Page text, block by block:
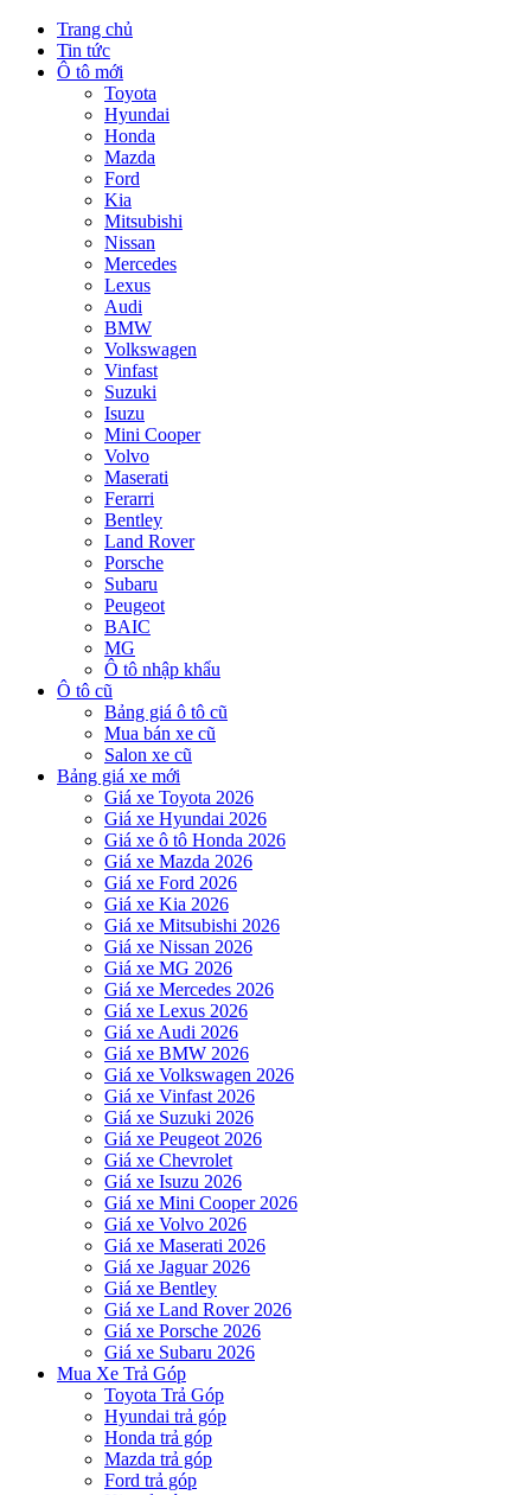
Trang chủ
Tin tức
Ô tô mới
Toyota
Hyundai
Honda
Mazda
Ford
Kia
Mitsubishi
Nissan
Mercedes
Lexus
Audi
BMW
Volkswagen
Vinfast
Suzuki
Isuzu
Mini Cooper
Volvo
Maserati
Ferarri
Bentley
Land Rover
Porsche
Subaru
Peugeot
BAIC
MG
Ô tô nhập khẩu
Ô tô cũ
Bảng giá ô tô cũ
Mua bán xe cũ
Salon xe cũ
Bảng giá xe mới
Giá xe Toyota 2026
Giá xe Hyundai 2026
Giá xe ô tô Honda 2026
Giá xe Mazda 2026
Giá xe Ford 2026
Giá xe Kia 2026
Giá xe Mitsubishi 2026
Giá xe Nissan 2026
Giá xe MG 2026
Giá xe Mercedes 2026
Giá xe Lexus 2026
Giá xe Audi 2026
Giá xe BMW 2026
Giá xe Volkswagen 2026
Giá xe Vinfast 2026
Giá xe Suzuki 2026
Giá xe Peugeot 2026
Giá xe Chevrolet
Giá xe Isuzu 2026
Giá xe Mini Cooper 2026
Giá xe Volvo 2026
Giá xe Maserati 2026
Giá xe Jaguar 2026
Giá xe Bentley
Giá xe Land Rover 2026
Giá xe Porsche 2026
Giá xe Subaru 2026
Mua Xe Trả Góp
Toyota Trả Góp
Hyundai trả góp
Honda trả góp
Mazda trả góp
Ford trả góp